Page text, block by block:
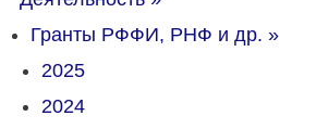
Гранты РФФИ, РНФ и др. »
2025
2024